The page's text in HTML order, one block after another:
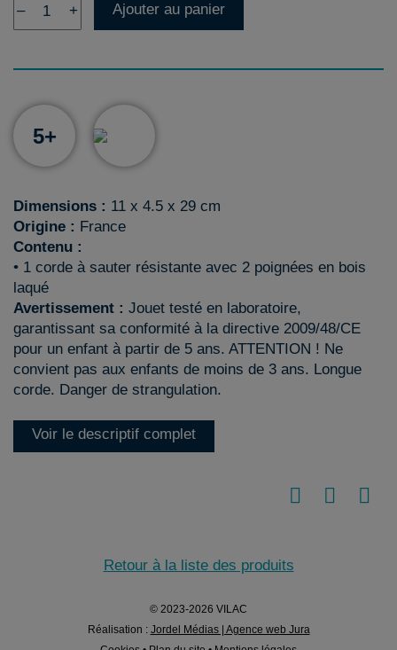
– + Ajouter au panier
5+
Dimensions : 11 x 4.5 x 29 cm
Origine : France
Contenu :
• 1 corde à sauter résistante avec 2 poignées en bois
laqué
Avertissement : Jouet testé en laboratoire,
garantissant sa conformité à la directive 2009/48/CE
pour un enfant à partir de 5 ans. ATTENTION ! Ne
convient pas aux enfants de moins de 3 ans. Longue
corde. Danger de strangulation.
Voir le descriptif complet
Retour à la liste des produits
© 2023-2026 VILAC
Réalisation : Jordel Médias | Agence web Jura